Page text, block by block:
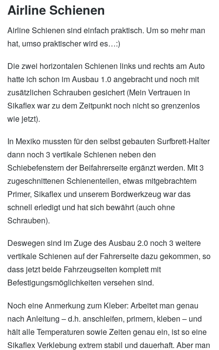
Airline Schienen
Airline Schienen sind einfach praktisch. Um so mehr man
hat, umso praktischer wird es…:)
Die zwei horizontalen Schienen links und rechts am Auto
hatte ich schon im Ausbau 1.0 angebracht und noch mit
zusätzlichen Schrauben gesichert (Mein Vertrauen in
Sikaflex war zu dem Zeitpunkt noch nicht so grenzenlos
wie jetzt).
In Mexiko mussten für den selbst gebauten Surfbrett-Halter
dann noch 3 vertikale Schienen neben den
Schiebefenstern der Beifahrerseite ergänzt werden. Mit 3
zugeschnittenen Schienenteilen, etwas mitgebrachtem
Primer, Sikaflex und unserem Bordwerkzeug war das
schnell erledigt und hat sich bewährt (auch ohne
Schrauben).
Deswegen sind im Zuge des Ausbau 2.0 noch 3 weitere
vertikale Schienen auf der Fahrerseite dazu gekommen, so
dass jetzt beide Fahrzeugseiten komplett mit
Befestigungsmöglichkeiten versehen sind.
Noch eine Anmerkung zum Kleber: Arbeitet man genau
nach Anleitung – d.h. anschleifen, primern, kleben – und
hält alle Temperaturen sowie Zeiten genau ein, ist so eine
Sikaflex Verklebung extrem stabil und dauerhaft. Aber man